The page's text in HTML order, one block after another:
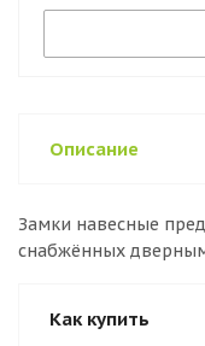
Описание
Замки навесные
снабжённых
Как купить